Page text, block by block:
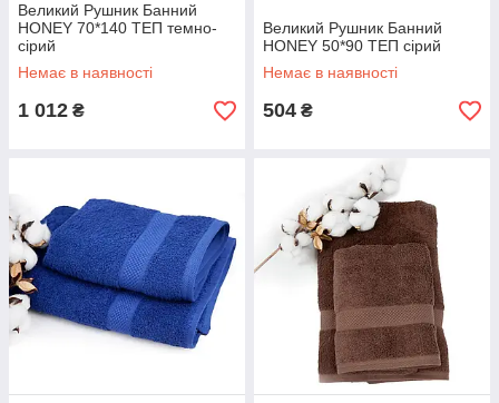
Великий Рушник Банний
HONEY 70*140 ТЕП темно-
сірий
Немає в наявності
1 012 ₴
Великий Рушник Банний
HONEY 50*90 ТЕП сірий
Немає в наявності
504 ₴